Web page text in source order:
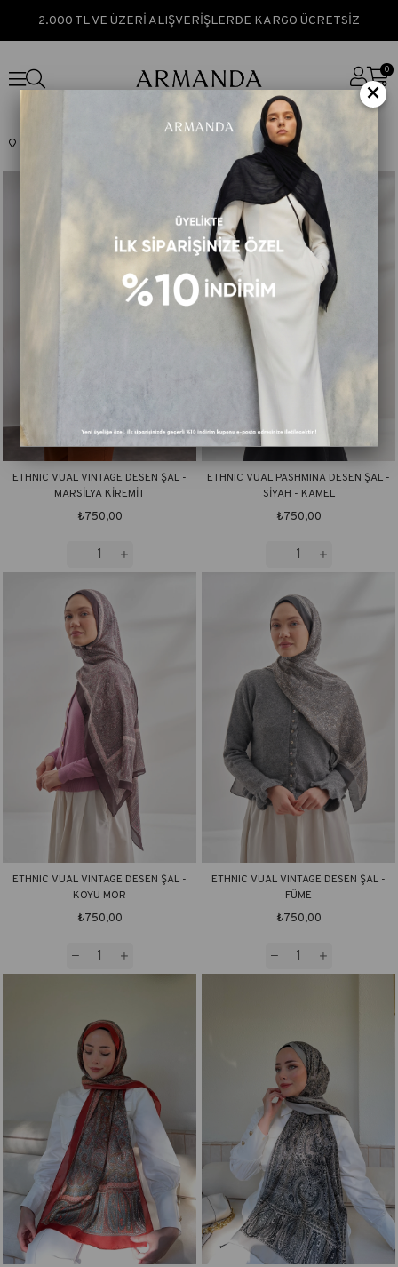
2.000 TL VE ÜZERİ ALIŞVERİŞLERDE KARGO ÜCRETSİZ
0
ETHNIC VUAL VINTAGE DESEN ŞAL -
MARSİLYA KİREMİT
₺750,00
ETHNIC VUAL PASHMINA DESEN ŞAL -
SİYAH - KAMEL
₺750,00
ETHNIC VUAL VINTAGE DESEN ŞAL -
KOYU MOR
₺750,00
ETHNIC VUAL VINTAGE DESEN ŞAL -
FÜME
₺750,00
×